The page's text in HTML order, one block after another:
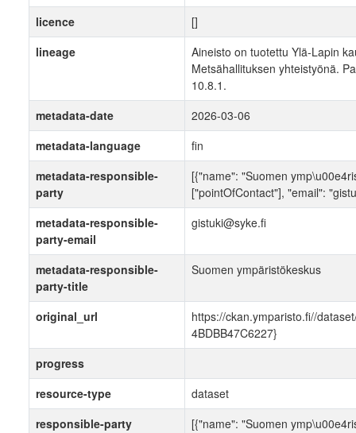
licence
[]
lineage
Aineisto on tuotettu Ylä-Lapin
Metsähallituksen yhteistyönä.
10.8.1.
metadata-date
2026-03-06
metadata-language
fin
metadata-responsible-
party
[{"name": "Suomen
["pointOfContact"], "email":
metadata-responsible-
party-email
gistuki@syke.fi
metadata-responsible-
party-title
Suomen ympäristökeskus
original_url
https://ckan.ymparisto.fi//
4BDBB47C6227}
progress
resource-type
dataset
responsible-party
[{"name": "Suomen